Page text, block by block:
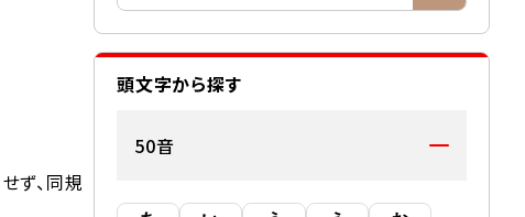
頭文字から探す
50音
ず、同規